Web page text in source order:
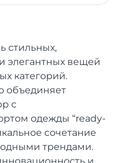
стильных,
элегантных вещей
категорий.
объединяет
с
одежды “ready-
сочетание
трендами.
и